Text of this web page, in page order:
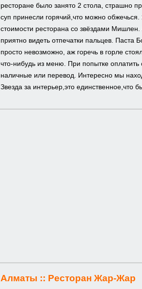
ресторане было занято 2 стола, страшно
суп принесли горячий,что можно
стоимости ресторана со звёздами
приятно видеть отпечатки пальцев.
просто невозможно, аж горечь в горле
что-нибудь из меню. При попытке
наличные или перевод. Интересно мы
Звезда за интерьер,это единственное,что
Алматы :: Ресторан Жар-Жар